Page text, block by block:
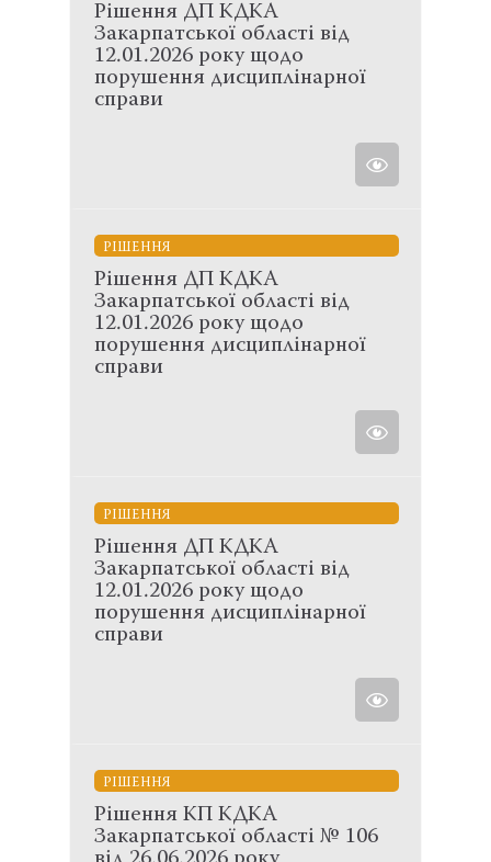
Рішення ДП КДКА
Закарпатської області від
12.01.2026 року щодо
порушення дисциплінарної
справи
РІШЕННЯ
Рішення ДП КДКА
Закарпатської області від
12.01.2026 року щодо
порушення дисциплінарної
справи
РІШЕННЯ
Рішення ДП КДКА
Закарпатської області від
12.01.2026 року щодо
порушення дисциплінарної
справи
РІШЕННЯ
Рішення КП КДКА
Закарпатської області № 106